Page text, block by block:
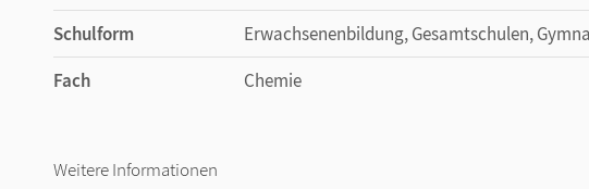
Schulform
Erwachsenenbildung, Gesamtschulen,
Fach
Chemie
Weitere Informationen